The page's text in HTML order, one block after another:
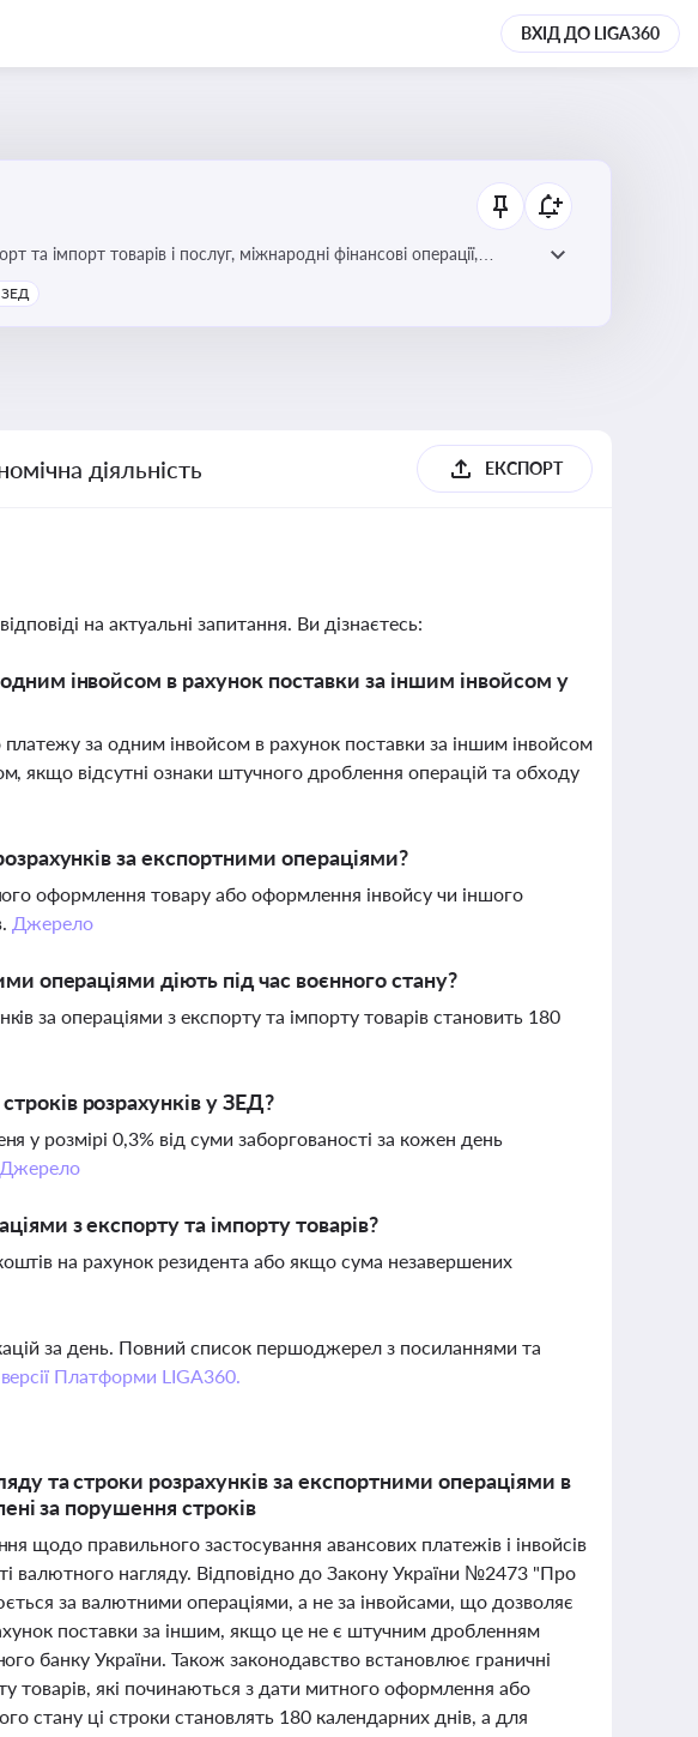
ВХІД ДО LIGA360
імпорт товарів і послуг, міжнародні фінансові операції,
ЗЕД
діяльність ЕКСПОРТ
на актуальні запитання. Ви дізнаєтесь:
інвойсом в рахунок поставки за іншим інвойсом у
за одним інвойсом в рахунок поставки за іншим інвойсом
якщо відсутні ознаки штучного дроблення операцій та обходу
за експортними операціями?
оформлення товару або оформлення інвойсу чи іншого
Джерело
операціями діють під час воєнного стану?
за операціями з експорту та імпорту товарів становить 180
розрахунків у ЗЕД?
у розмірі 0,3% від суми заборгованості за кожен день
Джерело
з експорту та імпорту товарів?
на рахунок резидента або якщо сума незавершених
за день. Повний список першоджерел з посиланнями та
Платформи LIGA360.
та строки розрахунків за експортними операціями в
за порушення строків
щодо правильного застосування авансових платежів і інвойсів
валютного нагляду. Відповідно до Закону України №2473 "Про
за валютними операціями, а не за інвойсами, що дозволяє
поставки за іншим, якщо це не є штучним дробленням
банку України. Також законодавство встановлює граничні
товарів, які починаються з дати митного оформлення або
стану ці строки становлять 180 календарних днів, а для